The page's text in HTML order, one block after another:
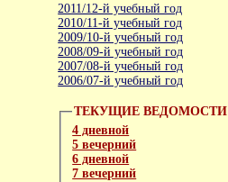
2011/12-й учебный год
2010/11-й учебный год
2009/10-й учебный год
2008/09-й учебный год
2007/08-й учебный год
2006/07-й учебный год
ТЕКУЩИЕ ВЕДОМОСТИ
4 дневной
5 вечерний
6 дневной
7 вечерний